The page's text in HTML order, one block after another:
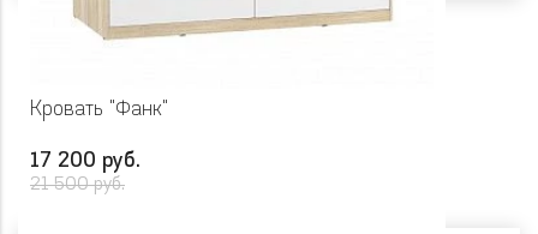
Кровать "Фанк"
17 200 руб.
21 500 руб.